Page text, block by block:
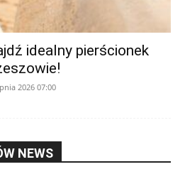
idealny pierścionek
2026 07:00
NEWS